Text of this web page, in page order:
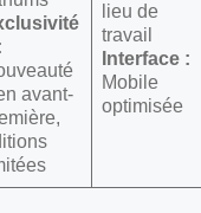
avant-
lieu de
travail
Interface :
Mobile
optimisée